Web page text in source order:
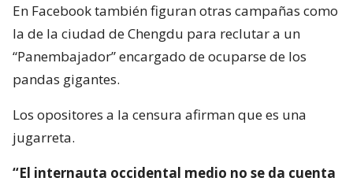
En Facebook también figuran otras campañas como
la de la ciudad de Chengdu para reclutar a un
“Panembajador” encargado de ocuparse de los
pandas gigantes.
Los opositores a la censura afirman que es una
jugarreta.
“El internauta occidental medio no se da cuenta